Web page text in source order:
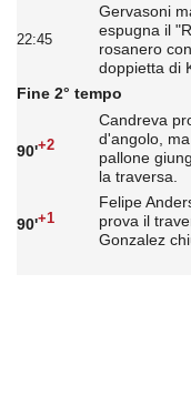
22:45
Gervasoni
espugna il
rosanero
doppietta di
Fine 2° tempo
90'+2
Candreva
d'angolo,
pallone
la traversa.
90'+1
Felipe
prova il
Gonzalez